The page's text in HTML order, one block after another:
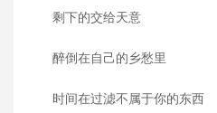
剩下的交给天意
醉倒在自己的乡愁里
时间在过滤不属于你的东西